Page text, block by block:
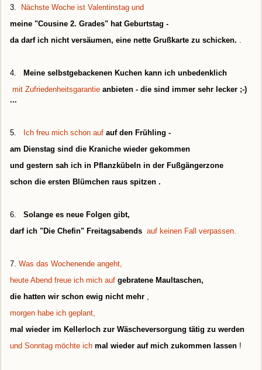
3.
Nächste Woche ist Valentinstag und
meine "Cousine 2. Grades" hat Geburtstag -
da darf ich nicht versäumen, eine nette Grußkarte zu schicken.
4.
Meine selbstgebackenen Kuchen kann ich unbedenklich
mit Zufriedenheitsgarantie anbieten - die sind immer sehr lecker ;-)
...
5. Ich freu mich schon auf auf den Frühling -
am Dienstag sind die Kraniche wieder gekommen
und gestern sah ich in Pflanzkübeln in der Fußgängerzone
schon die ersten Blümchen raus spitzen .
6. Solange es neue Folgen gibt,
darf ich "Die Chefin" Freitagsabends auf keinen Fall verpassen.
7. Was das Wochenende angeht,
heute Abend freue ich mich auf gebratene Maultaschen,
die hatten wir schon ewig nicht mehr
morgen habe ich geplant,
mal wieder im Kellerloch zur Wäscheversorgung tätig zu werden
und Sonntag möchte ich mal wieder auf mich zukommen lassen !